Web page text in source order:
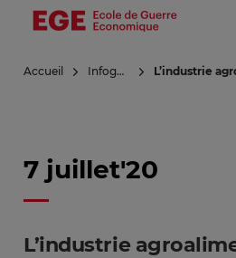
Aller
principal
Accueil Infoguerre L’industrie
7 juillet'20
L’industrie